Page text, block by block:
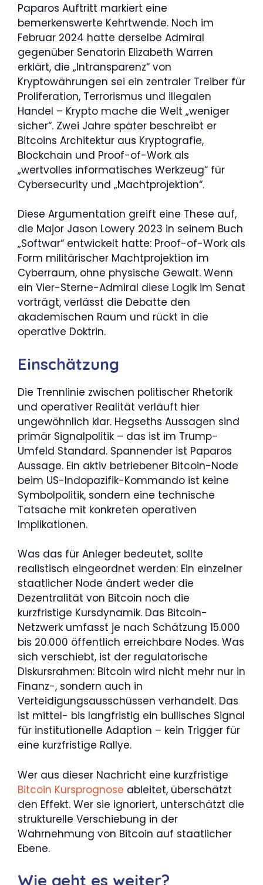
Paparos Auftritt markiert eine
bemerkenswerte Kehrtwende. Noch im
Februar 2024 hatte derselbe Admiral
gegenüber Senatorin Elizabeth Warren
erklärt, die „Intransparenz“ von
Kryptowährungen sei ein zentraler Treiber für
Proliferation, Terrorismus und illegalen
Handel – Krypto mache die Welt „weniger
sicher“. Zwei Jahre später beschreibt er
Bitcoins Architektur aus Kryptografie,
Blockchain und Proof-of-Work als
„wertvolles informatisches Werkzeug“ für
Cybersecurity und „Machtprojektion“.
Diese Argumentation greift eine These auf,
die Major Jason Lowery 2023 in seinem Buch
„Softwar“ entwickelt hatte: Proof-of-Work als
Form militärischer Machtprojektion im
Cyberraum, ohne physische Gewalt. Wenn
ein Vier-Sterne-Admiral diese Logik im Senat
vorträgt, verlässt die Debatte den
akademischen Raum und rückt in die
operative Doktrin.
Einschätzung
Die Trennlinie zwischen politischer Rhetorik
und operativer Realität verläuft hier
ungewöhnlich klar. Hegseths Aussagen sind
primär Signalpolitik – das ist im Trump-
Umfeld Standard. Spannender ist Paparos
Aussage. Ein aktiv betriebener Bitcoin-Node
beim US-Indopazifik-Kommando ist keine
Symbolpolitik, sondern eine technische
Tatsache mit konkreten operativen
Implikationen.
Was das für Anleger bedeutet, sollte
realistisch eingeordnet werden: Ein einzelner
staatlicher Node ändert weder die
Dezentralität von Bitcoin noch die
kurzfristige Kursdynamik. Das Bitcoin-
Netzwerk umfasst je nach Schätzung 15.000
bis 20.000 öffentlich erreichbare Nodes. Was
sich verschiebt, ist der regulatorische
Diskursrahmen: Bitcoin wird nicht mehr nur in
Finanz-, sondern auch in
Verteidigungsausschüssen verhandelt. Das
ist mittel- bis langfristig ein bullisches Signal
für institutionelle Adaption – kein Trigger für
eine kurzfristige Rallye.
Wer aus dieser Nachricht eine kurzfristige
Bitcoin Kursprognose ableitet, überschätzt
den Effekt. Wer sie ignoriert, unterschätzt die
strukturelle Verschiebung in der
Wahrnehmung von Bitcoin auf staatlicher
Ebene.
Wie geht es weiter?